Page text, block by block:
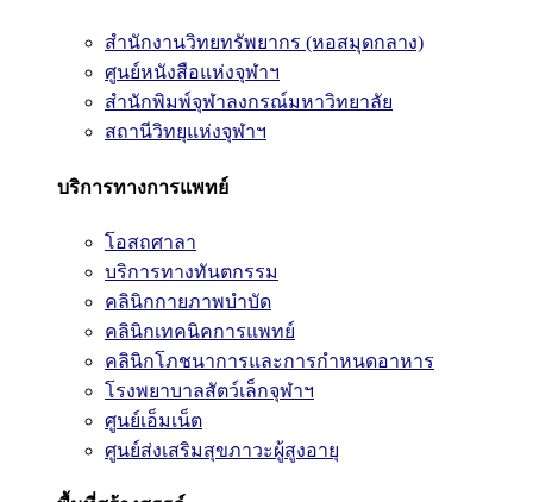
สำนักงานวิทยทรัพยากร (หอสมุดกลาง)
ศูนย์หนังสือแห่งจุฬาฯ
สำนักพิมพ์จุฬาลงกรณ์มหาวิทยาลัย
สถานีวิทยุแห่งจุฬาฯ
บริการทางการแพทย์
โอสถศาลา
บริการทางทันตกรรม
คลินิกกายภาพบำบัด
คลินิกเทคนิคการแพทย์
คลินิกโภชนาการและการกำหนดอาหาร
โรงพยาบาลสัตว์เล็กจุฬาฯ
ศูนย์เอ็มเน็ต
ศูนย์ส่งเสริมสุขภาวะผู้สูงอายุ